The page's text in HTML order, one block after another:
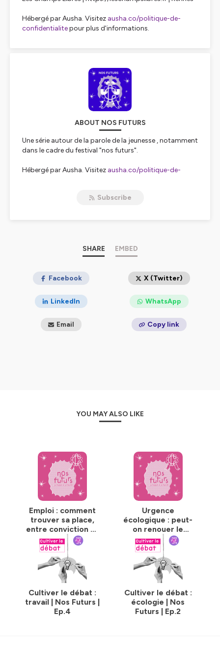
Hébergé par Ausha. Visitez ausha.co/politique-de-
confidentialitepour plus d'informations.
ABOUT NOS FUTURS
Une série autour de la parole de la jeunesse , notamment
dans le cadre du festival "nos futurs".
Hébergé par Ausha. Visitez ausha.co/politique-de-
Subscribe
SHARE EMBED
Facebook X (Twitter)
LinkedIn WhatsApp
Email Copy link
YOU MAY ALSO LIKE
Emploi : comment
trouver sa place,
entre conviction et
réalité ? | Nos
Futurs
Urgence
écologique : peut-
on renouer le
dialogue ? | Nos
Futurs
Cultiver le débat :
travail | Nos Futurs |
Ep.4
Cultiver le débat :
écologie | Nos
Futurs | Ep.2